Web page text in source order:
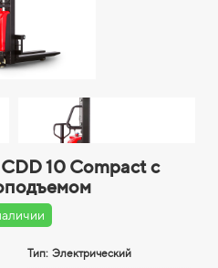
10 Compact с
Тип: Электрический